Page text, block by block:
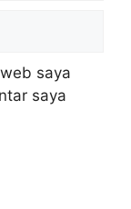
saya
saya